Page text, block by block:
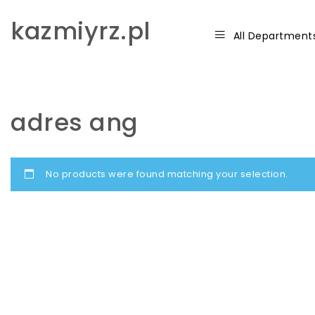
kazmiyrz.pl All
adres ang
No products were found matching your selection.